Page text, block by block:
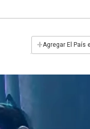
+Agregar El País